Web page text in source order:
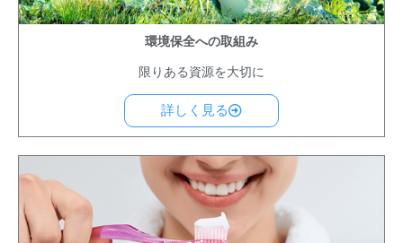
環境保全への取組み
限りある資源を大切に
詳しく見る